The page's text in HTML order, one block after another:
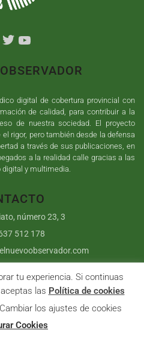
digital de cobertura provincial con
de calidad, para contribuir a la
de nuestra sociedad. El proyecto
rigor, pero también desde la defensa
a través de sus publicaciones, en
a la realidad calle gracias a las
digital y multimedia.
número 23, 3
512 178
| Sumurdigital Diseño web
|
de cookies|User
tu experiencia. Si continuas
las Política de cookies
los ajustes de cookies
Cookies